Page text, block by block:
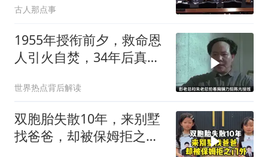
不住了
古人那点事
1955年授衔前夕，救命恩
人引火自焚，34年后真相
世界热点背后解读
双胞胎失散10年，来别墅
找爸爸，却被保姆拒之门